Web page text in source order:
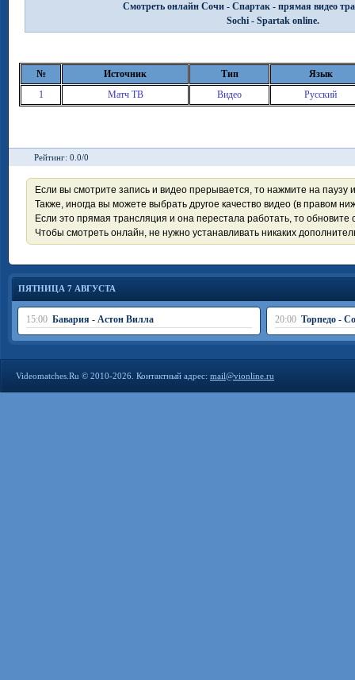
Смотреть онлайн Сочи - Спартак - прямая видео
Sochi - Spartak online.
№ Источник Тип
Язык
1
Матч ТВ Видео Русский
Рейтинг: 0.0/0
Если вы смотрите запись и видео прерывается, то нажмите на паузу
Также, иногда вы можете выбрать другое качество видео (в правом
Если это прямая трансляция и она перестала работать, то обновите
Чтобы смотреть онлайн, не нужно устанавливать никаких
ПЯТНИЦА 7 АВГУСТА
15:00 Бавария - Астон Вилла 20:00 Торпедо -
Videomatches.Ru © 2010-2026. Контактный адрес: mail@vionline.ru